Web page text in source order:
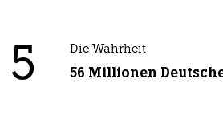
5 Die Wahrheit
56 Millionen